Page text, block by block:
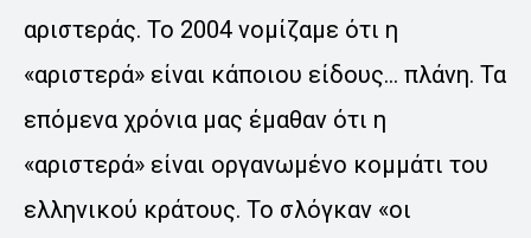
αριστεράς. Το 2004 νομίζαμε ότι η
«αριστερά» είναι κάποιου είδους… πλάνη. Τα
επόμενα χρόνια μας έμαθαν ότι η
«αριστερά» είναι οργανωμένο κομμάτι του
ελληνικού κράτους. Το σλόγκαν «οι